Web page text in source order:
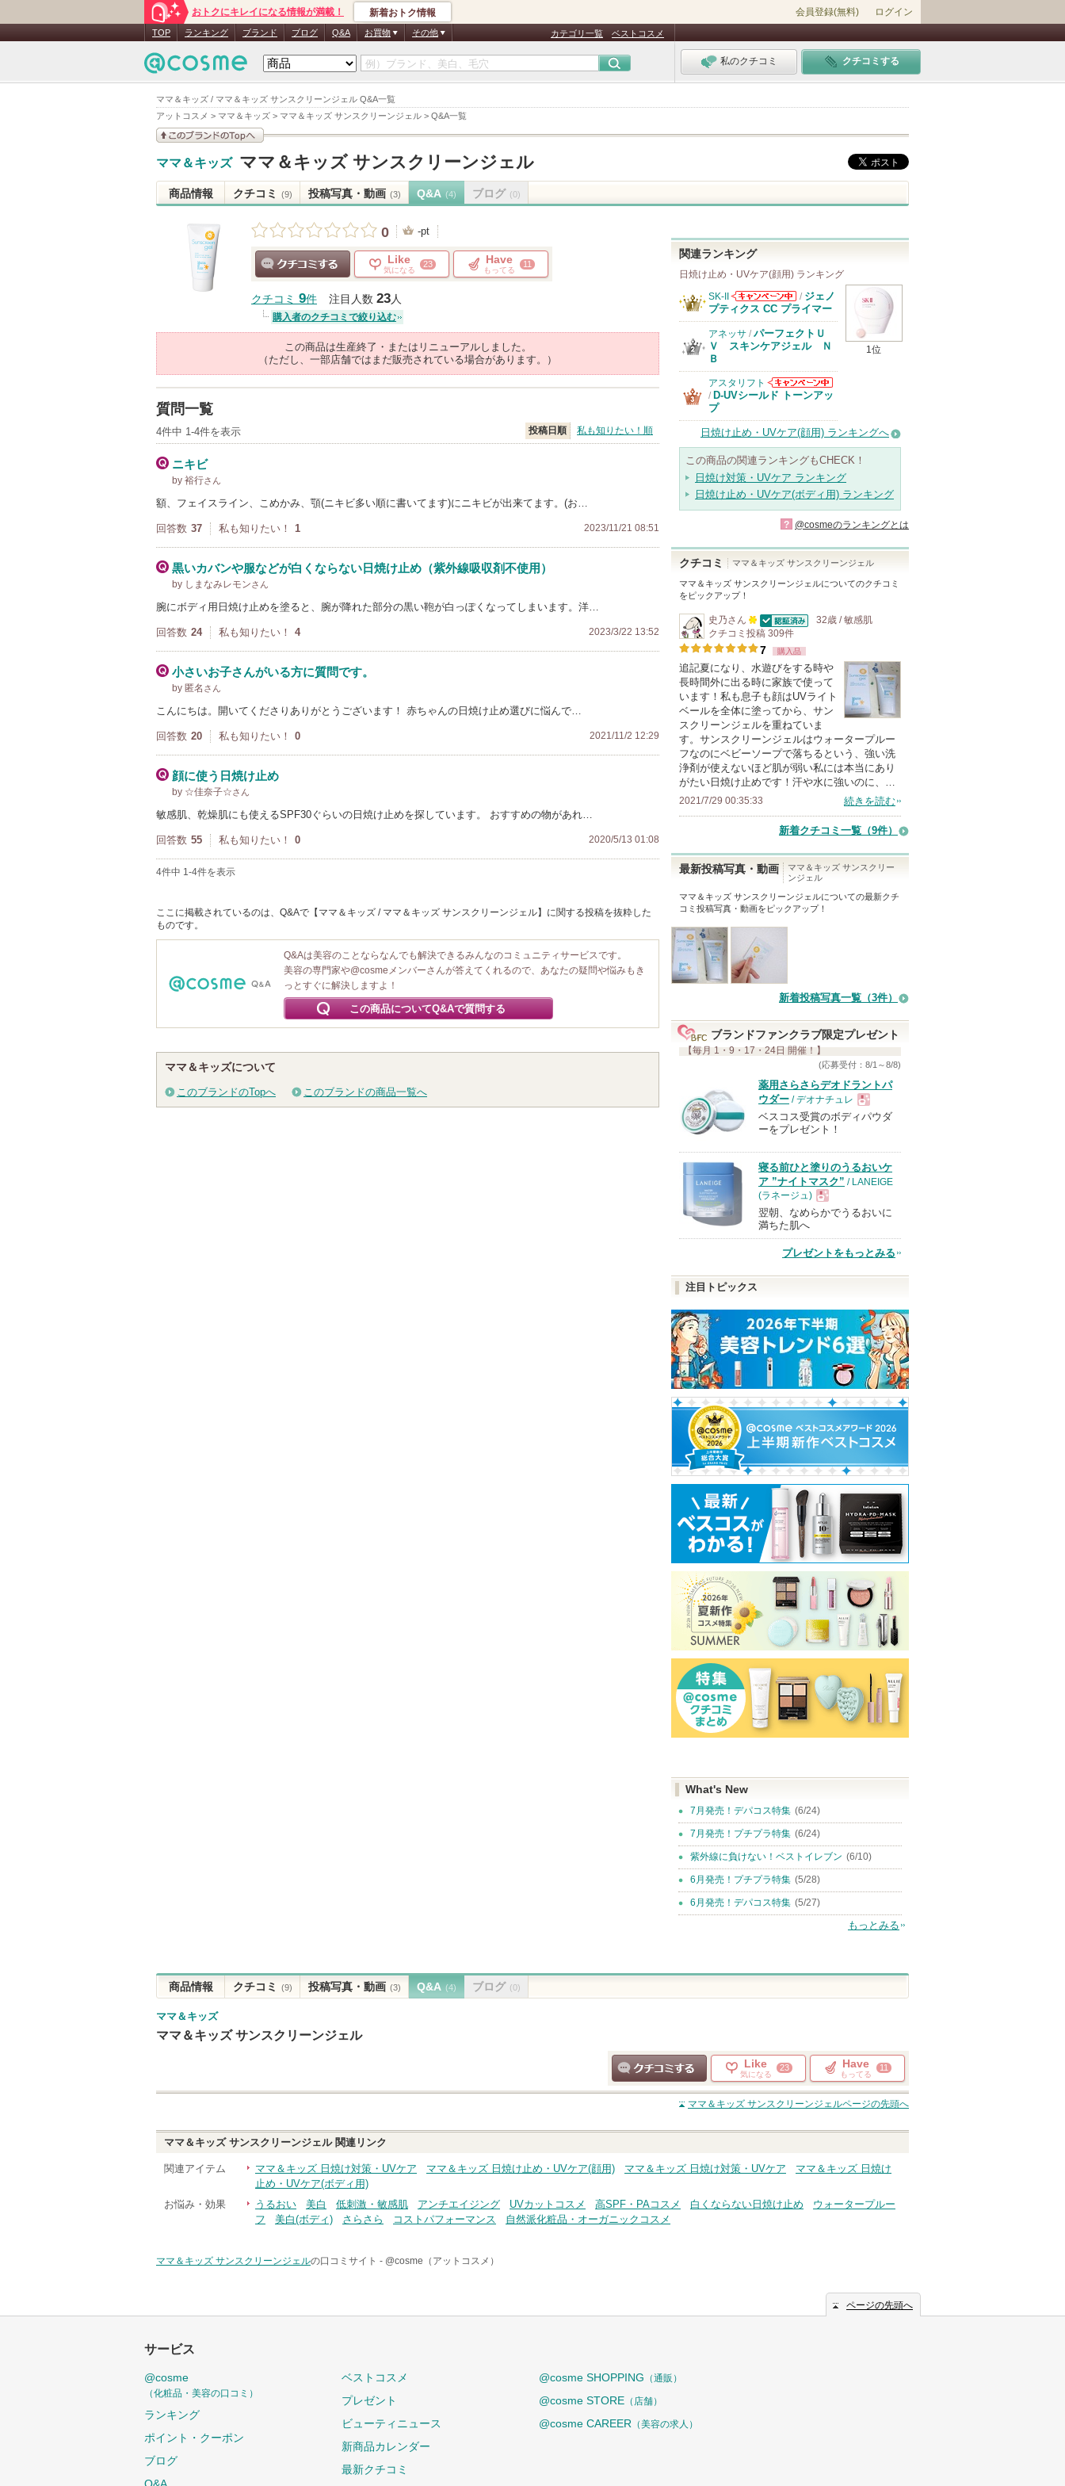
ママ＆キッズ / ママ＆キッズ サンスクリーンジェル Q&A一覧
アットコスメ > ママ＆キッズ > ママ＆キッズ サンスクリーンジェル > Q&A一覧
おトクにキレイになる情報が満載！ 新着おトク情報 会員登録(無料) ログイン
TOP ランキング ブランド ブログ Q&A お買物 その他 カテゴリ一覧 ベストコスメ
私のクチコミ クチコミする
ママ＆キッズ ママ＆キッズ サンスクリーンジェル
商品情報 クチコミ (9) 投稿写真・動画 (3) Q&A (4) ブログ (0)
0 -pt
Like
気になる
23 Have
もってる
11
クチコミ 9件 注目人数 23人
購入者のクチコミで絞り込む
この商品は生産終了・またはリニューアルしました。
（ただし、一部店舗ではまだ販売されている場合があります。）
質問一覧
4件中 1-4件を表示 投稿日順 私も知りたい！順
ニキビ
by 裕行さん
額、フェイスライン、こめかみ、顎(ニキビ多い順に書いてます)にニキビが出来てます。(お…
回答数 37 私も知りたい！ 1 2023/11/21 08:51
黒いカバンや服などが白くならない日焼け止め（紫外線吸収剤不使用）
by しまなみレモンさん
腕にボディ用日焼け止めを塗ると、腕が降れた部分の黒い鞄が白っぽくなってしまいます。洋…
回答数 24 私も知りたい！ 4 2023/3/22 13:52
小さいお子さんがいる方に質問です。
by 匿名 さん
こんにちは。開いてくださりありがとうございます！ 赤ちゃんの日焼け止め選びに悩んで…
回答数 20 私も知りたい！ 0 2021/11/2 12:29
顔に使う日焼け止め
by ☆佳奈子☆さん
敏感肌、乾燥肌にも使えるSPF30ぐらいの日焼け止めを探しています。 おすすめの物があれ…
回答数 55 私も知りたい！ 0 2020/5/13 01:08
4件中 1-4件を表示
ここに掲載されているのは、Q&Aで【ママ＆キッズ / ママ＆キッズ サンスクリーンジェル】に関する投稿を抜粋した
ものです。
Q&Aは美容のことならなんでも解決できるみんなのコミュニティサービスです。
美容の専門家や@cosmeメンバーさんが答えてくれるので、あなたの疑問や悩みもき
っとすぐに解決しますよ！
この商品についてQ&Aで質問する
ママ＆キッズについて
このブランドのTopへ このブランドの商品一覧へ
関連ランキング
日焼け止め・UVケア(顔用) ランキング
1位
SK-II
SK-IIからのお
知らせがありま
す
/ ジェノ
プティクス CC プライマー
アネッサ / パーフェクトＵ
Ｖ スキンケアジェル Ｎ
Ｂ
アスタリフト
アスタリフトか
/ D-UVシールド トーンアッ
プ
日焼け止め・UVケア(顔用) ランキングへ
この商品の関連ランキングもCHECK！
日焼け対策・UVケア ランキング
日焼け止め・UVケア(ボディ用) ランキング
? @cosmeのランキングとは
クチコミ ママ＆キッズ サンスクリーンジェル
ママ＆キッズ サンスクリーンジェルについてのクチコミ
をピックアップ！
史乃さん
100
人
以
上
の
メ
バ
ー
に
り
録
さ
れ
ま
す
認証済
32歳 / 敏感肌
クチコミ投稿 309件
7 購入品
追記夏になり、水遊びをする時や
長時間外に出る時に家族で使って
います！私も息子も顔はUVライト
ベールを全体に塗ってから、サン
スクリーンジェルを重ねていま
す。サンスクリーンジェルはウォータープルー
フなのにベビーソープで落ちるという、強い洗
浄剤が使えないほど肌が弱い私には本当にあり
がたい日焼け止めです！汗や水に強いのに、…
2021/7/29 00:35:33 続きを読む
新着クチコミ一覧 （9件）
最新投稿写真・動画
ママ＆キッズ サンスクリー
ンジェル
ママ＆キッズ サンスクリーンジェルについての最新クチ
コミ投稿写真・動画をピックアップ！
新着投稿写真一覧（3件）
ブランドファンクラブ限定プレゼント
【毎月 1・9・17・24日 開催！】
(応募受付：8/1～8/8)
薬用さらさらデオドラントパ
ウダー / デオナチュレ
現
品
ベスコス受賞のボディパウダ
ーをプレゼント！
寝る前ひと塗りのうるおいケ
ア ”ナイトマスク” / LANEIGE
(ラネージュ)
現
品
翌朝、なめらかでうるおいに
満ちた肌へ
プレゼントをもっとみる
注目トピックス
What's New
7月発売！デパコス特集 (6/24)
7月発売！プチプラ特集 (6/24)
紫外線に負けない！ベストイレブン (6/10)
6月発売！プチプラ特集 (5/28)
6月発売！デパコス特集 (5/27)
もっとみる
商品情報 クチコミ (9) 投稿写真・動画 (3) Q&A (4) ブログ (0)
ママ＆キッズ
ママ＆キッズ サンスクリーンジェル
クチコミする
Like
気になる
23 Have
もってる
11
ママ＆キッズ サンスクリーンジェルページの先頭へ
ママ＆キッズ サンスクリーンジェル関連リンク
関連アイテム ママ＆キッズ 日焼け対策・UVケア ママ＆キッズ 日焼け止め・UVケア(顔用) ママ＆キッズ 日焼け対策・UVケア
ママ＆キッズ 日焼け
止め・UVケア(ボディ用)
お悩み・効果
うるおい 美白 低刺激・敏感肌 アンチエイジング UVカットコスメ 高SPF・PAコスメ 白くならない日焼け止め
ウォータープルー
フ
美白(ボディ) さらさら コストパフォーマンス 自然派化粧品・オーガニックコスメ
ママ＆キッズ サンスクリーンジェルの口コミサイト - @cosme（アットコスメ）
ページの先頭へ
サービス
@cosme
（化粧品・美容の口コミ）
ランキング
ポイント・クーポン
ブログ
Q&A
ベストコスメ
プレゼント
ビューティニュース
新商品カレンダー
最新クチコミ
@cosme SHOPPING （通販）
@cosme STORE （店舗）
@cosme CAREER （美容の求人）